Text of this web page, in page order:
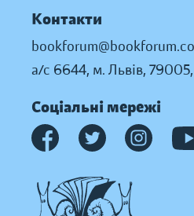
Контакти
а/с 6644, м. Львів, 79005,
Соціальні мережі